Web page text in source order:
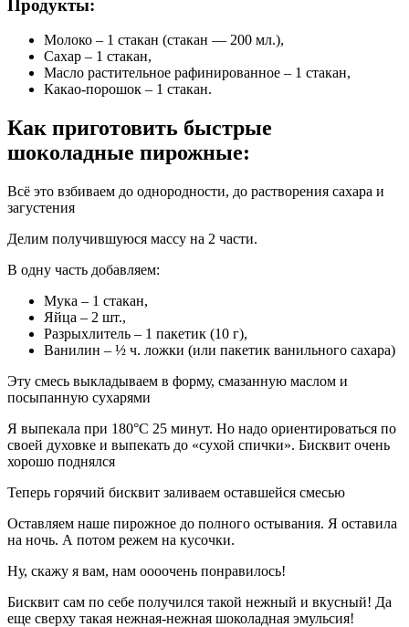
Продукты:
Молоко – 1 стакан (стакан — 200 мл.),
Сахар – 1 стакан,
Масло растительное рафинированное – 1 стакан,
Какао-порошок – 1 стакан.
Как приготовить быстрые
шоколадные пирожные:
Всё это взбиваем до однородности, до растворения сахара и
загустения
Делим получившуюся массу на 2 части.
В одну часть добавляем:
Мука – 1 стакан,
Яйца – 2 шт.,
Разрыхлитель – 1 пакетик (10 г),
Ванилин – ½ ч. ложки (или пакетик ванильного сахара)
Эту смесь выкладываем в форму, смазанную маслом и
посыпанную сухарями
Я выпекала при 180°С 25 минут. Но надо ориентироваться по
своей духовке и выпекать до «сухой спички». Бисквит очень
хорошо поднялся
Теперь горячий бисквит заливаем оставшейся смесью
Оставляем наше пирожное до полного остывания. Я оставила
на ночь. А потом режем на кусочки.
Ну, скажу я вам, нам оооочень понравилось!
Бисквит сам по себе получился такой нежный и вкусный! Да
еще сверху такая нежная-нежная шоколадная эмульсия!